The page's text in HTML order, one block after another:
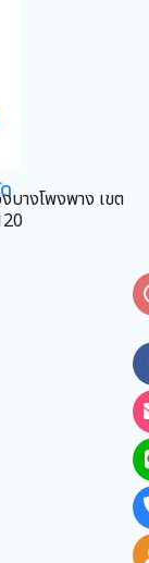
บางโพงพาง เขต